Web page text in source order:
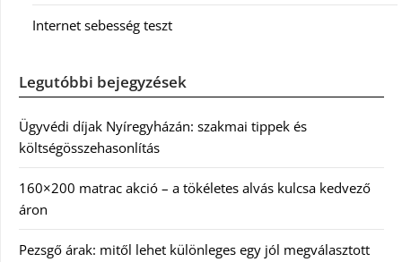
Internet sebesség teszt
Legutóbbi bejegyzések
Ügyvédi díjak Nyíregyházán: szakmai tippek és
költségösszehasonlítás
160×200 matrac akció – a tökéletes alvás kulcsa kedvező
áron
Pezsgő árak: mitől lehet különleges egy jól megválasztott